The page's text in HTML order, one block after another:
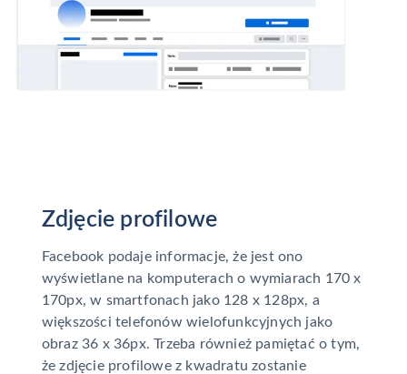
Zdjęcie profilowe
Facebook podaje informacje, że jest ono
wyświetlane na komputerach o wymiarach 170 x
170px, w smartfonach jako 128 x 128px, a
większości telefonów wielofunkcyjnych jako
obraz 36 x 36px. Trzeba również pamiętać o tym,
że zdjęcie profilowe z kwadratu zostanie